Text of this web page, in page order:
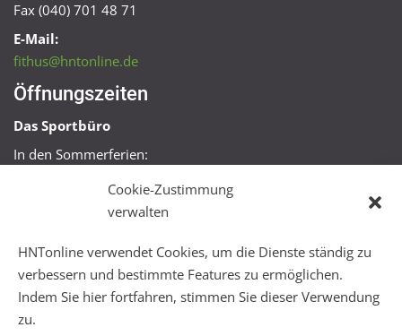
Cookie-Zustimmung
verwalten
HNTonline verwendet Cookies, um die Dienste ständig zu
verbessern und bestimmte Features zu ermöglichen.
Indem Sie hier fortfahren, stimmen Sie dieser Verwendung
zu.
Fax (040) 701 48 71
E-Mail:
fithus@hntonline.de
Öffnungszeiten
Das Sportbüro
In den Sommerferien:
Mo + Mi 16:00 – 18:00 Uhr
Mo – Fr 08:00 – 22:00 Uhr
Sa + So 10:00 – 18:00 Uhr